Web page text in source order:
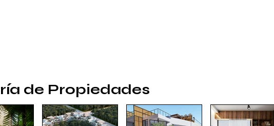
de Propiedades